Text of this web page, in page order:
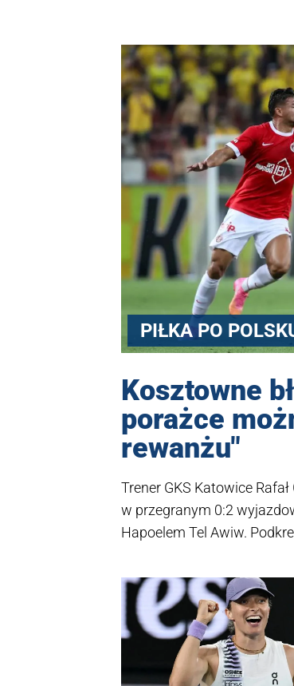
PIŁKA PO
Kosztowne
porażce
rewanżu"
Trener GKS Katowice
w przegranym 0:2
Hapoelem Tel Awiw.
ocenił.